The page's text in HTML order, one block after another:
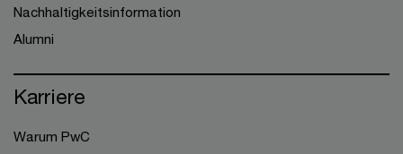
Nachhaltigkeitsinformation
Alumni
Karriere
Warum PwC